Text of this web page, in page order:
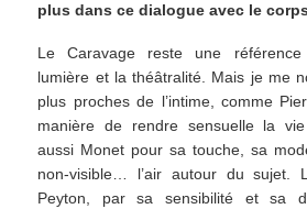
plus dans ce dialogue avec le
Le Caravage reste une
lumière et la théâtralité. Mais je me
plus proches de l’intime, comme
manière de rendre sensuelle la vie
aussi Monet pour sa touche, sa
non-visible… l’air autour du sujet.
Peyton, par sa sensibilité et sa